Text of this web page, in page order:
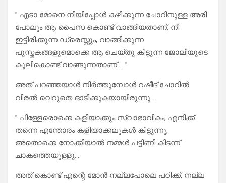
” എടാ മോനെ നീയിപ്പോൾ കഴിക്കുന്ന ചോറിനുള്ള അരി
പോലും ആ പൈസ കൊണ്ട് വാങ്ങിയതാണ്, നീ
ഇട്ടിരിക്കുന്ന ഡ്രെസ്സും, വാങ്ങിക്കുന്ന
പുസ്തകങ്ങളുമൊക്കെ ആ ചെയ്തു കിട്ടുന്ന ജോലിയുടെ
കൂലികൊണ്ട് വാങ്ങുന്നതാണ്…. ”
അത് പറഞ്ഞയാൾ നിർത്തുമ്പോൾ റഷീദ് ചോറിൽ
വിരൽ വെറുതെ ഓടിക്കുകയായിരുന്നു….
” പിള്ളേരൊക്കെ കളിയാക്കും സ്വാഭാവികം, എനിക്ക്
തന്നെ എന്തോരം കളിയാക്കലുകൾ കിട്ടുന്നു,
അതൊക്കെ നോക്കിയാൽ നമ്മൾ പട്ടിണി കിടന്ന്
ചാകത്തെയുള്ളൂ….
അത് കൊണ്ട് എന്റെ മോൻ നല്ലപോലെ പഠിക്ക്, നല്ല